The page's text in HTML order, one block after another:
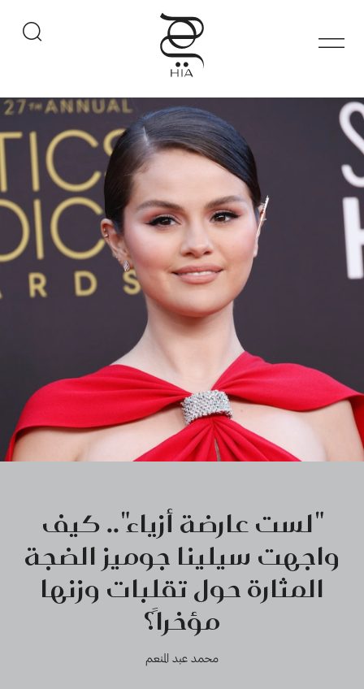
"لست عارضة أزياء".. كيف
واجهت سيلينا جوميز الضجة
المثارة حول تقلبات وزنها
مؤخراً؟
محمد عبد المنعم